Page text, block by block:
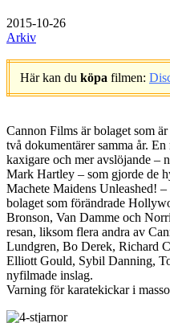
2015-10-26
Arkiv
Här kan du köpa filmen:
Cannon Films är bolaget som
två dokumentärer samma år.
kaxigare och mer avslöjande –
Mark Hartley – som gjorde de
Machete Maidens Unleashed!
bolaget som förändrade
Bronson, Van Damme och
resan, liksom flera andra av
Lundgren, Bo Derek, Richard
Elliott Gould, Sybil Danning,
nyfilmade inslag.
Varning för karatekickar i